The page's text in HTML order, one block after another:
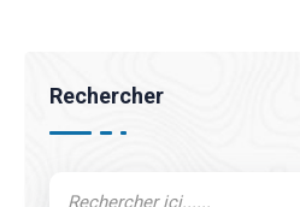
Rechercher